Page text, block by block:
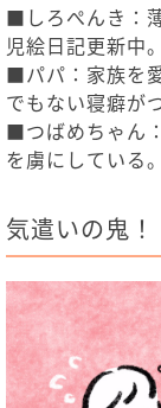
■しろぺんき：
児絵日記更新中。
■パパ：家族を
でもない寝癖が
■つばめちゃん
を虜にしている。
気遣いの鬼！